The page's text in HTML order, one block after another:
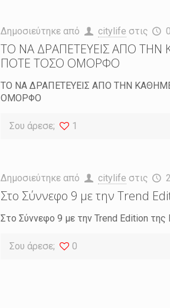
Δημοσιεύτηκε από citylife στις
ΤΟ ΝΑ ΔΡΑΠΕΤΕΥΕΙΣ ΑΠΟ
ΠΟΤΕ ΤΟΣΟ ΟΜΟΡΦΟ
ΤΟ ΝΑ ΔΡΑΠΕΤΕΥΕΙΣ ΑΠΟ ΤΗΝ
ΟΜΟΡΦΟ
Σου άρεσε; 1
Δημοσιεύτηκε από citylife στις
Στο Σύννεφο 9 με την Trend
Στο Σύννεφο 9 με την Trend Edition της
Σου άρεσε; 0